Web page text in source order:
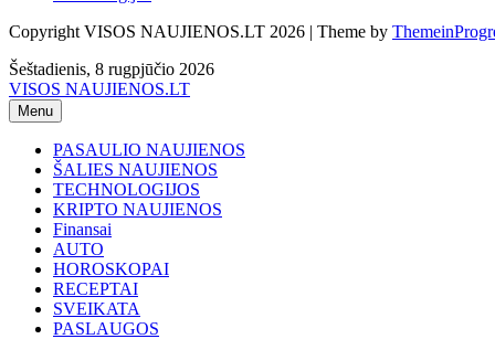
Copyright VISOS NAUJIENOS.LT 2026 | Theme by
Šeštadienis, 8 rugpjūčio 2026
VISOS NAUJIENOS.LT
Menu
PASAULIO NAUJIENOS
ŠALIES NAUJIENOS
TECHNOLOGIJOS
KRIPTO NAUJIENOS
Finansai
AUTO
HOROSKOPAI
RECEPTAI
SVEIKATA
PASLAUGOS